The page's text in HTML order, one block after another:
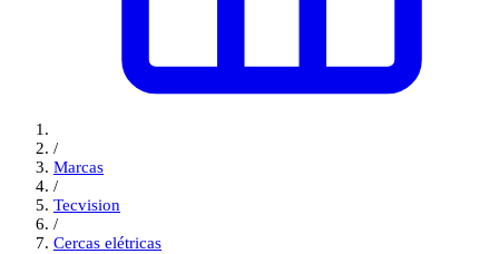
/
Marcas
/
Tecvision
/
Cercas elétricas